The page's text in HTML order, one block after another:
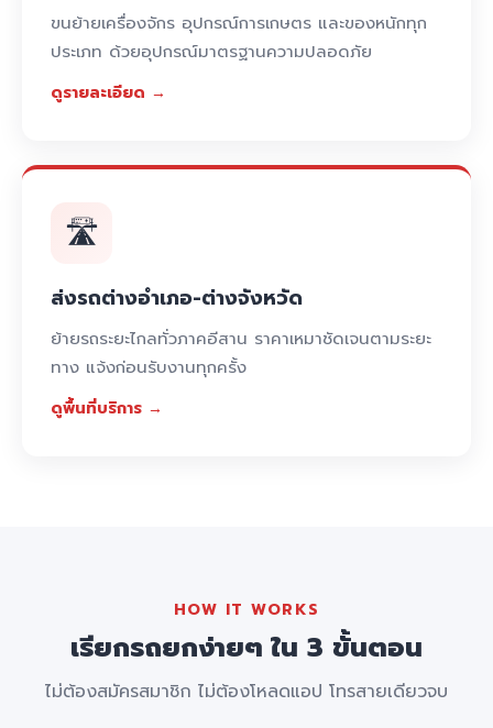
ขนย้ายเครื่องจักร อุปกรณ์การเกษตร และของหนักทุก
ประเภท ด้วยอุปกรณ์มาตรฐานความปลอดภัย
ดูรายละเอียด →
🛣️
ส่งรถต่างอำเภอ-ต่างจังหวัด
ย้ายรถระยะไกลทั่วภาคอีสาน ราคาเหมาชัดเจนตามระยะ
ทาง แจ้งก่อนรับงานทุกครั้ง
ดูพื้นที่บริการ →
HOW IT WORKS
เรียกรถยกง่ายๆ ใน 3 ขั้นตอน
ไม่ต้องสมัครสมาชิก ไม่ต้องโหลดแอป โทรสายเดียวจบ